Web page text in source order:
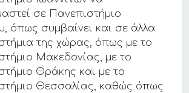
σε Πανεπιστήμιο
όπως συμβαίνει και σε άλλα
της χώρας, όπως με το
Μακεδονίας, με το
Θράκης και με το
Θεσσαλίας, καθώς όπως